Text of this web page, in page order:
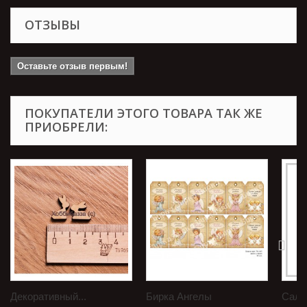
ОТЗЫВЫ
Оставьте отзыв первым!
ПОКУПАТЕЛИ ЭТОГО ТОВАРА ТАК ЖЕ
ПРИОБРЕЛИ:
Декоративный... Бирка Ангелы